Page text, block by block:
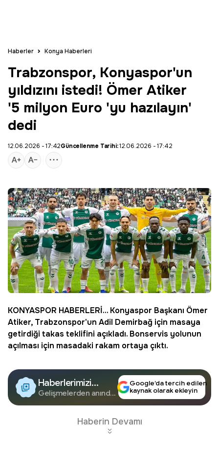
Haberler Konya Haberleri
Trabzonspor, Konyaspor'un
yıldızını istedi! Ömer Atiker
'5 milyon Euro 'yu hazılayın'
dedi
12.06.2026 - 17:42Güncellenme Tarihi:12.06.2026 - 17:42
KONYASPOR HABERLERİ... Konyaspor Başkanı Ömer
Atiker, Trabzonspor'un Adil Demirbağ için masaya
getirdiği takas teklifini açıkladı. Bonservis yolunun
açılması için masadaki rakam ortaya çıktı.
Haberlerimizi
Google'da Takip
Edin
Gelişmelerden anında
Google’da tercih edilen
kaynak olarak ekleyin
Haberin Devamı